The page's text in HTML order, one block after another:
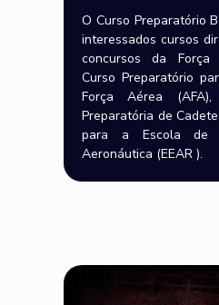
O Curso Preparatório
interessados cursos
concursos da Força
Curso Preparatório
Força Aérea
Preparatória de
para a Escola de
Aeronáutica (EEAR ).